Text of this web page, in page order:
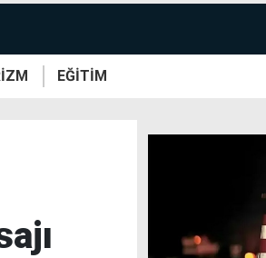
EĞİTİM